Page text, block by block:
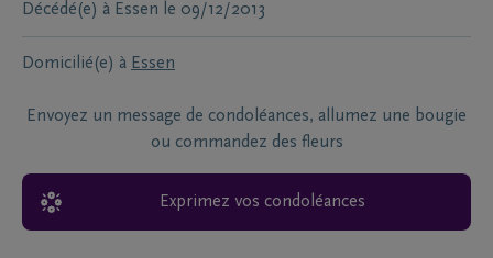
Décédé(e) à Essen le 09/12/2013
Domicilié(e) à Essen
Envoyez un message de condoléances, allumez une bougie
ou commandez des fleurs
Exprimez vos condoléances